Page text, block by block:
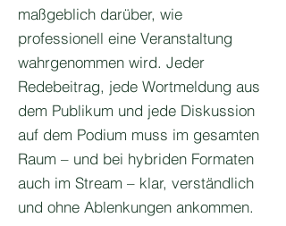
maßgeblich darüber, wie
professionell eine Veranstaltung
wahrgenommen wird. Jeder
Redebeitrag, jede Wortmeldung aus
dem Publikum und jede Diskussion
auf dem Podium muss im gesamten
Raum – und bei hybriden Formaten
auch im Stream – klar, verständlich
und ohne Ablenkungen ankommen.